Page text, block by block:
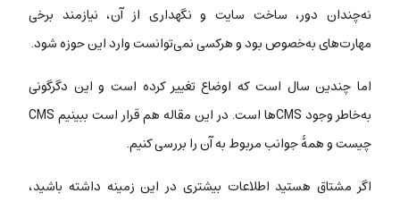
نه‌چندان دور، ساخت سایت و نگهداری از آن، نیازمند برخی
مهارت‌های به‌خصوص بود و هرکسی نمی‌توانست وارد این حوزه شود.
اما چندین سال است که اوضاع تغییر کرده است و این دگرگونی
به‌خاطر وجود CMSها است. در این مقاله هم قرار است ببینیم CMS
چیست و همۀ جوانب مربوط به آن را بررسی کنیم.
اگر مشتاق هستید اطلاعات بیشتری در این زمینه داشته باشید،